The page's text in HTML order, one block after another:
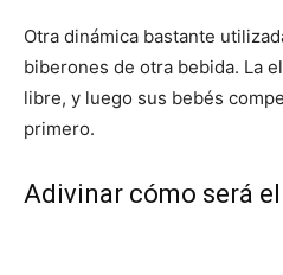
Otra dinámica bastante
biberones de otra bebida. La
libre, y luego sus bebés
primero.
Adivinar cómo será